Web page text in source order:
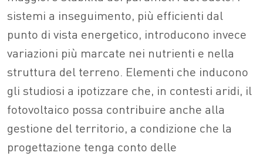
sistemi a inseguimento, più efficienti dal
punto di vista energetico, introducono invece
variazioni più marcate nei nutrienti e nella
struttura del terreno. Elementi che inducono
gli studiosi a ipotizzare che, in contesti aridi, il
fotovoltaico possa contribuire anche alla
gestione del territorio, a condizione che la
progettazione tenga conto delle